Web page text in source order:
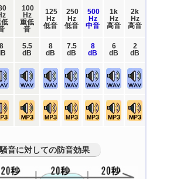
低
100
Hz
重低
音
125
Hz
低音
250
Hz
低音
500
Hz
中音
1k
Hz
高音
2k
Hz
高音
8
5.5
dB
8
dB
7.5
dB
8
dB
6
dB
2
dB
音に対しての防音効果